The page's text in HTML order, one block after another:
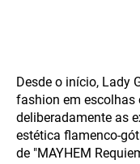
Desde o início, Lady
fashion em escolhas
deliberadamente as
estética flamenco-
de "MAYHEM